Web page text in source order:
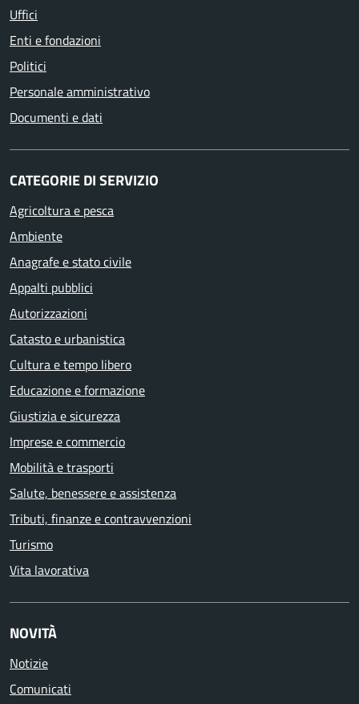
Uffici
Enti e fondazioni
Politici
Personale amministrativo
Documenti e dati
CATEGORIE DI SERVIZIO
Agricoltura e pesca
Ambiente
Anagrafe e stato civile
Appalti pubblici
Autorizzazioni
Catasto e urbanistica
Cultura e tempo libero
Educazione e formazione
Giustizia e sicurezza
Imprese e commercio
Mobilità e trasporti
Salute, benessere e assistenza
Tributi, finanze e contravvenzioni
Turismo
Vita lavorativa
NOVITÀ
Notizie
Comunicati